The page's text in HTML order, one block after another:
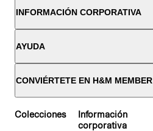
INFORMACIÓN CORPORATIVA
AYUDA
CONVIÉRTETE EN H&M MEMBER
Colecciones
Información
corporativa